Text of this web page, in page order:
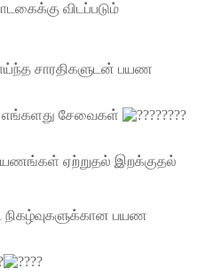
விடப்படும்
சாரதிகளுடன் பயண
எங்களது சேவைகள்
ஏற்றுதல் இறக்குதல்
நிகழ்வுகளுக்கான பயண